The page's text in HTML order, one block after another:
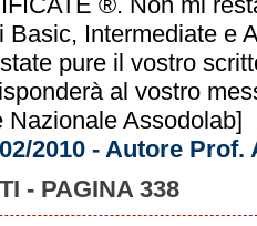
Basic, Intermediate e
pure il vostro
al vostro
Nazionale Assodolab]
2010 - Autore
- PAGINA 338